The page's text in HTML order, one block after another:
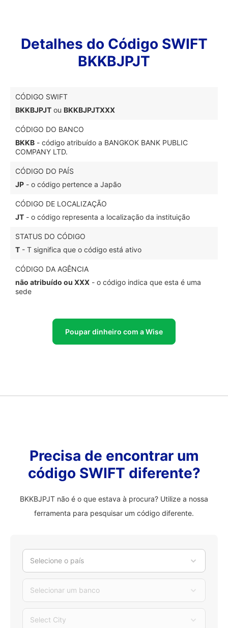
Detalhes do Código SWIFT
BKKBJPJT
CÓDIGO SWIFT
BKKBJPJT ou BKKBJPJTXXX
CÓDIGO DO BANCO
BKKB - código atribuído a BANGKOK BANK PUBLIC
COMPANY LTD.
CÓDIGO DO PAÍS
JP - o código pertence a Japão
CÓDIGO DE LOCALIZAÇÃO
JT - o código representa a localização da instituição
STATUS DO CÓDIGO
T - T significa que o código está ativo
CÓDIGO DA AGÊNCIA
não atribuído ou XXX - o código indica que esta é uma
sede
Poupar dinheiro com a Wise
Precisa de encontrar um
código SWIFT diferente?
BKKBJPJT não é o que estava à procura? Utilize a nossa
ferramenta para pesquisar um código diferente.
Selecione o país
Selecionar um banco
Select City